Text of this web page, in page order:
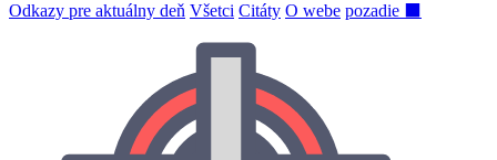
Odkazy pre aktuálny deň Všetci Citáty O webe pozadie ⬛